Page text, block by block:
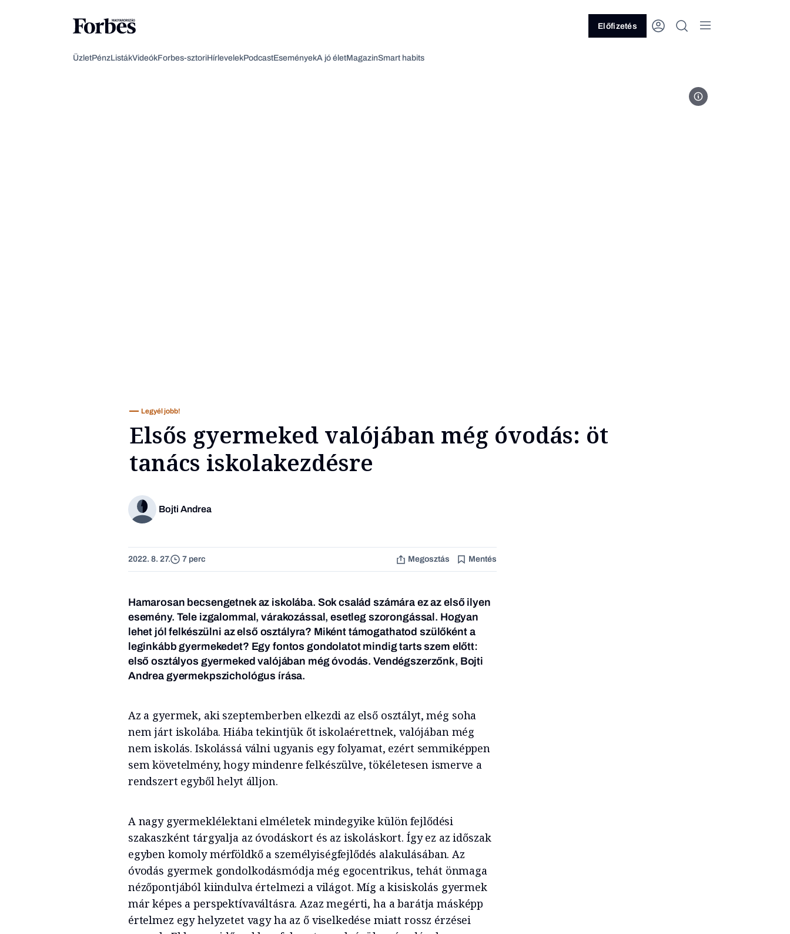
Előfizetés
ÜzletPénzListákVideókForbes-sztoriHírlevelekPodcastEseményekA jó életMagazinSmart habits
Note Thanun
Legyél jobb!
Elsős gyermeked valójában még óvodás: öt
tanács iskolakezdésre
Bojti Andrea
2022. 8. 27. 7 perc Megosztás Mentés
Hamarosan becsengetnek az iskolába. Sok család számára ez az első ilyen
esemény. Tele izgalommal, várakozással, esetleg szorongással. Hogyan
lehet jól felkészülni az első osztályra? Miként támogathatod szülőként a
leginkább gyermekedet? Egy fontos gondolatot mindig tarts szem előtt:
első osztályos gyermeked valójában még óvodás. Vendégszerzőnk, Bojti
Andrea gyermekpszichológus írása.
Az a gyermek, aki szeptemberben elkezdi az első osztályt, még soha
nem járt iskolába. Hiába tekintjük őt iskolaérettnek, valójában még
nem iskolás. Iskolássá válni ugyanis egy folyamat, ezért semmiképpen
sem követelmény, hogy mindenre felkészülve, tökéletesen ismerve a
rendszert egyből helyt álljon.
A nagy gyermeklélektani elméletek mindegyike külön fejlődési
szakaszként tárgyalja az óvodáskort és az iskoláskort. Így ez az időszak
egyben komoly mérföldkő a személyiségfejlődés alakulásában. Az
óvodás gyermek gondolkodásmódja még egocentrikus, tehát önmaga
nézőpontjából kiindulva értelmezi a világot. Míg a kisiskolás gyermek
már képes a perspektívaváltásra. Azaz megérti, ha a barátja másképp
értelmez egy helyzetet vagy ha az ő viselkedése miatt rossz érzései